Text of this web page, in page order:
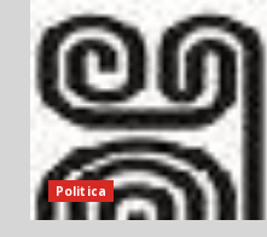
Politica